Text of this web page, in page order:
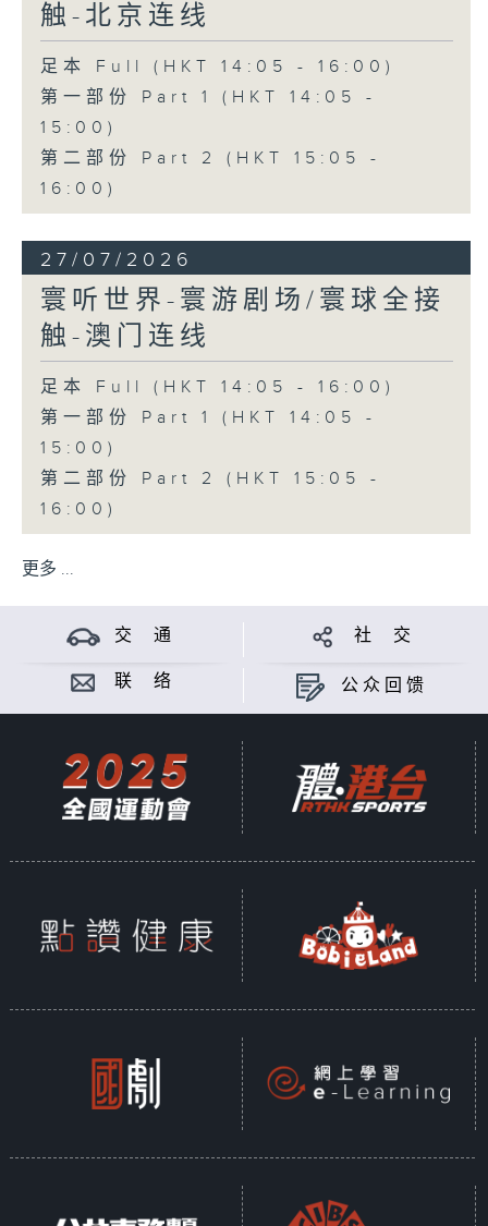
触-北京连线
足本 Full (HKT 14:05 - 16:00)
第一部份 Part 1 (HKT 14:05 -
15:00)
第二部份 Part 2 (HKT 15:05 -
16:00)
27/07/2026
寰听世界-寰游剧场/寰球全接
触-澳门连线
足本 Full (HKT 14:05 - 16:00)
第一部份 Part 1 (HKT 14:05 -
15:00)
第二部份 Part 2 (HKT 15:05 -
16:00)
更多 ...
交 通 社 交
联 络 公众回馈